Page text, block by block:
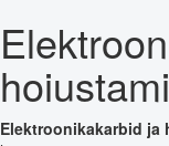
Elektroonikakarbid ja